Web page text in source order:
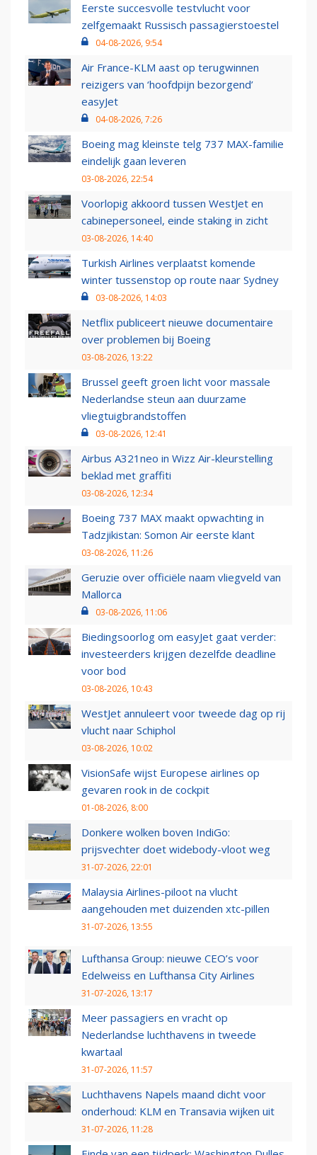
Eerste succesvolle testvlucht voor
zelfgemaakt Russisch passagierstoestel
04-08-2026, 9:54
Air France-KLM aast op terugwinnen
reizigers van ‘hoofdpijn bezorgend’
easyJet
04-08-2026, 7:26
Boeing mag kleinste telg 737 MAX-familie
eindelijk gaan leveren
03-08-2026, 22:54
Voorlopig akkoord tussen WestJet en
cabinepersoneel, einde staking in zicht
03-08-2026, 14:40
Turkish Airlines verplaatst komende
winter tussenstop op route naar Sydney
03-08-2026, 14:03
Netflix publiceert nieuwe documentaire
over problemen bij Boeing
03-08-2026, 13:22
Brussel geeft groen licht voor massale
Nederlandse steun aan duurzame
vliegtuigbrandstoffen
03-08-2026, 12:41
Airbus A321neo in Wizz Air-kleurstelling
beklad met graffiti
03-08-2026, 12:34
Boeing 737 MAX maakt opwachting in
Tadzjikistan: Somon Air eerste klant
03-08-2026, 11:26
Geruzie over officiële naam vliegveld van
Mallorca
03-08-2026, 11:06
Biedingsoorlog om easyJet gaat verder:
investeerders krijgen dezelfde deadline
voor bod
03-08-2026, 10:43
WestJet annuleert voor tweede dag op rij
vlucht naar Schiphol
03-08-2026, 10:02
VisionSafe wijst Europese airlines op
gevaren rook in de cockpit
01-08-2026, 8:00
Donkere wolken boven IndiGo:
prijsvechter doet widebody-vloot weg
31-07-2026, 22:01
Malaysia Airlines-piloot na vlucht
aangehouden met duizenden xtc-pillen
31-07-2026, 13:55
Lufthansa Group: nieuwe CEO’s voor
Edelweiss en Lufthansa City Airlines
31-07-2026, 13:17
Meer passagiers en vracht op
Nederlandse luchthavens in tweede
kwartaal
31-07-2026, 11:57
Luchthavens Napels maand dicht voor
onderhoud: KLM en Transavia wijken uit
31-07-2026, 11:28